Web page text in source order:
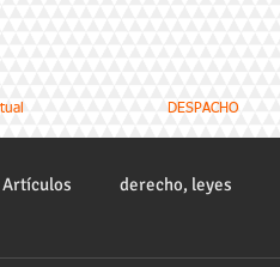
DESPACHO
Artículos derecho, leyes